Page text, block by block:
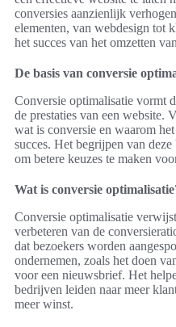
conversies aanzienlijk
elementen, van webdesign tot
het succes van het omzetten
De basis van conversie
Conversie optimalisatie vormt
de prestaties van een website.
wat is conversie en waarom
succes. Het begrijpen van
om betere keuzes te maken
Wat is conversie
Conversie optimalisatie
verbeteren van de
dat bezoekers worden
ondernemen, zoals het doen
voor een nieuwsbrief. Het
bedrijven leiden naar meer
meer winst.